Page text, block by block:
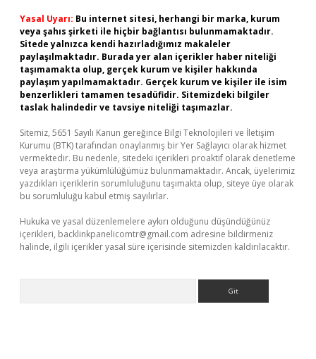
Yasal Uyarı: Bu internet sitesi, herhangi bir marka, kurum
veya şahıs şirketi ile hiçbir bağlantısı bulunmamaktadır.
Sitede yalnızca kendi hazırladığımız makaleler
paylaşılmaktadır. Burada yer alan içerikler haber niteliği
taşımamakta olup, gerçek kurum ve kişiler hakkında
paylaşım yapılmamaktadır. Gerçek kurum ve kişiler ile isim
benzerlikleri tamamen tesadüfidir. Sitemizdeki bilgiler
taslak halindedir ve tavsiye niteliği taşımazlar.
Sitemiz, 5651 Sayılı Kanun gereğince Bilgi Teknolojileri ve İletişim
Kurumu (BTK) tarafından onaylanmış bir Yer Sağlayıcı olarak hizmet
vermektedir. Bu nedenle, sitedeki içerikleri proaktif olarak denetleme
veya araştırma yükümlülüğümüz bulunmamaktadır. Ancak, üyelerimiz
yazdıkları içeriklerin sorumluluğunu taşımakta olup, siteye üye olarak
bu sorumluluğu kabul etmiş sayılırlar.
Hukuka ve yasal düzenlemelere aykırı olduğunu düşündüğünüz
içerikleri, backlinkpanelicomtr@gmail.com adresine bildirmeniz
halinde, ilgili içerikler yasal süre içerisinde sitemizden kaldırılacaktır.